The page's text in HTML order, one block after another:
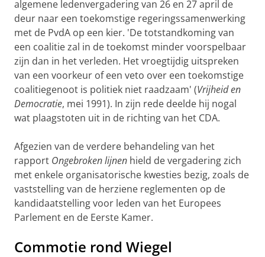
algemene ledenvergade­ring van 26 en 27 april ­de
deur naar een toekom­stige regerings­samenwerking
met de PvdA op een kier. 'De totstandko­ming van
een coali­tie zal in de toe­komst minder voorspelbaar
zijn dan in het verle­den. Het vroeg­tijdig uit­spreken
van een voorkeur of een veto over een toe­komstige
coalitiege­noot is politiek niet raadzaam' (Vrij­heid en
Demo­cratie, mei 1991). In zijn rede deelde hij nog­al
wat plaagstoten uit in de richting van het CDA.
Afgezien van de verdere behandeling van het
rapport Onge­broken lijnen hield de vergadering zich
met enkele organi­sa­torische kwesties bezig, zoals de
vaststelling van de her­ziene reglementen op de
kandidaat­stelling voor leden van het Europees
Parlement en de Eerste Kamer.
Commotie rond Wiegel